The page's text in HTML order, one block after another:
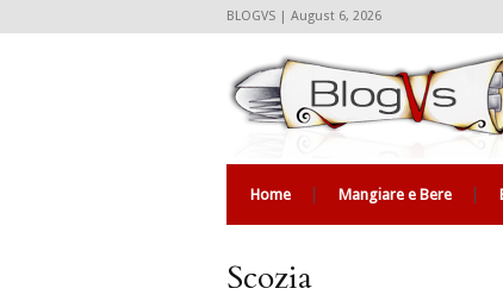
BLOGVS | August 6, 2026
Home Mangiare e Bere
Scozia